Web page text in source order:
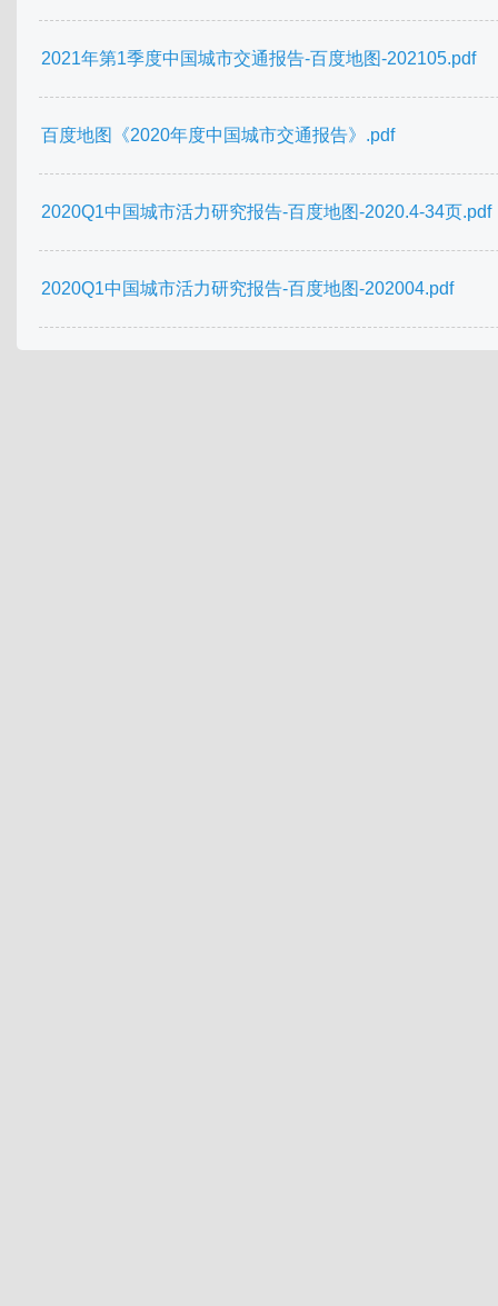
2021年第1季度中国城市交通报告-百度地图-202105.pdf
百度地图《2020年度中国城市交通报告》.pdf
2020Q1中国城市活力研究报告-百度地图-2020.4-34页.pdf
2020Q1中国城市活力研究报告-百度地图-202004.pdf